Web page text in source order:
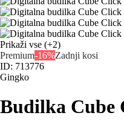
Prikaži vse (+2)
Premium-16%Zadnji kosi
ID: 713776
Gingko
Budilka Cube